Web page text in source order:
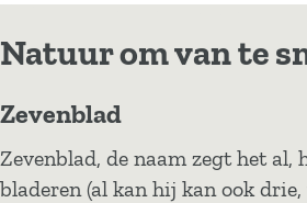
Natuur om van te
Zevenblad
Zevenblad, de naam zegt het al,
bladeren (al kan hij kan ook